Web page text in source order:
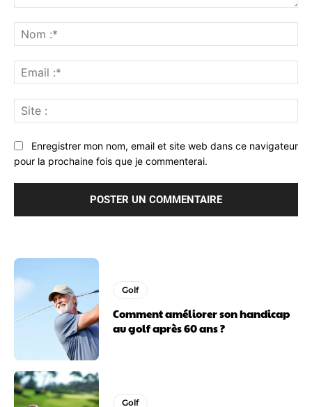
:*
:*
:
Enregistrer mon nom, email et site web dans ce navigateur
pour la prochaine fois que je commenterai.
Golf
Comment améliorer son handicap
au golf après 60 ans ?
Golf